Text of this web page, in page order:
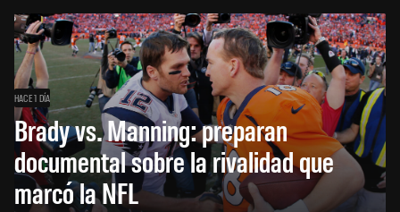
HACE 1 DÍA
Brady vs. Manning: preparan
documental sobre la rivalidad que
marcó la NFL